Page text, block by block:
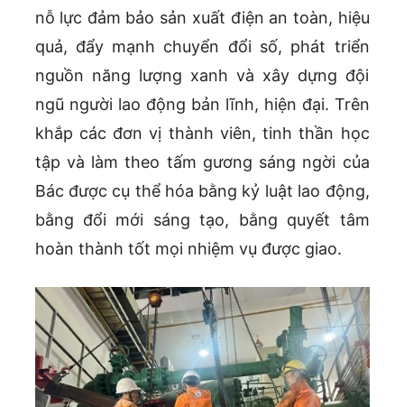
nỗ lực đảm bảo sản xuất điện an toàn, hiệu
quả, đẩy mạnh chuyển đổi số, phát triển
nguồn năng lượng xanh và xây dựng đội
ngũ người lao động bản lĩnh, hiện đại. Trên
khắp các đơn vị thành viên, tinh thần học
tập và làm theo tấm gương sáng ngời của
Bác được cụ thể hóa bằng kỷ luật lao động,
bằng đổi mới sáng tạo, bằng quyết tâm
hoàn thành tốt mọi nhiệm vụ được giao.